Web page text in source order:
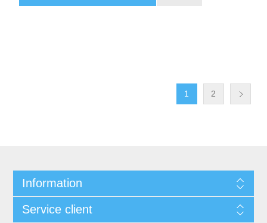
1 2
Information
Service client